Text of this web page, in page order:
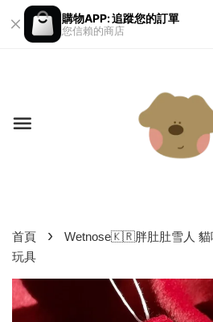
購物APP: 追蹤您的訂單
您信賴的商店
首頁 ›
Wetnose🇰🇷胖肚肚雪人 貓
玩具